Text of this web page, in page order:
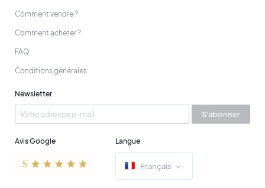
Comment vendre ?
Comment acheter ?
FAQ
Conditions générales
Newsletter
S'abonner
Avis Google Langue
Français